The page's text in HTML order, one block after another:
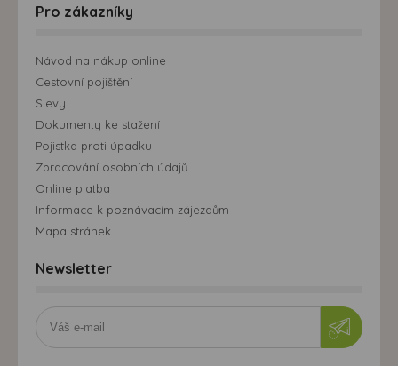
Pro zákazníky
Návod na nákup online
Cestovní pojištění
Slevy
Dokumenty ke stažení
Pojistka proti úpadku
Zpracování osobních údajů
Online platba
Informace k poznávacím zájezdům
Mapa stránek
Newsletter